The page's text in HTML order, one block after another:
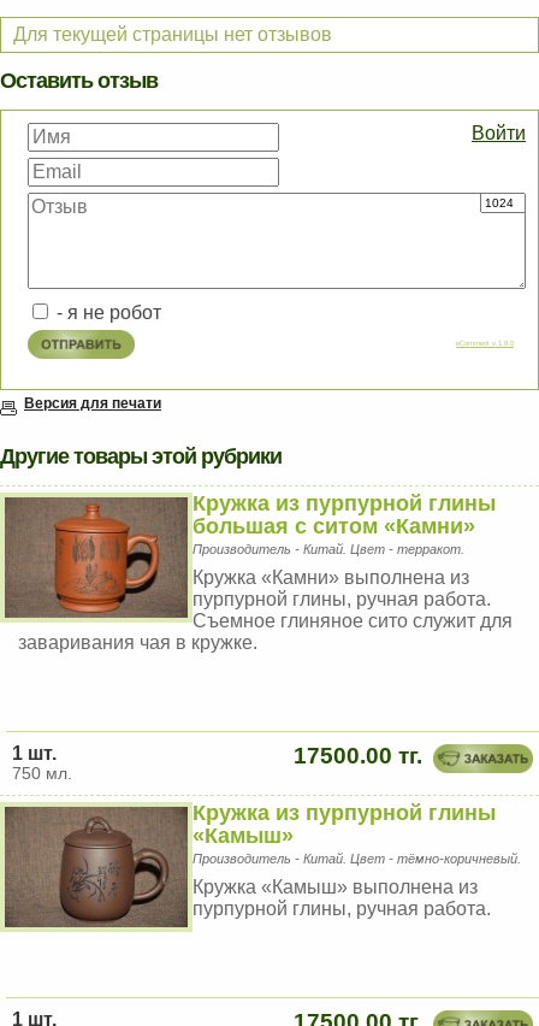
Для текущей страницы нет отзывов
Оставить отзыв
Войти
- я не робот
eComment v.1.8.0
Версия для печати
Другие товары этой рубрики
Кружка из пурпурной глины
большая с ситом «Камни»
Производитель - Китай. Цвет - терракот.
Кружка «Камни» выполнена из
пурпурной глины, ручная работа.
Съемное глиняное сито служит для
заваривания чая в кружке.
17500.00 тг.
1 шт.
750 мл.
Кружка из пурпурной глины
«Камыш»
Производитель - Китай. Цвет - тёмно-коричневый.
Кружка «Камыш» выполнена из
пурпурной глины, ручная работа.
1 шт.